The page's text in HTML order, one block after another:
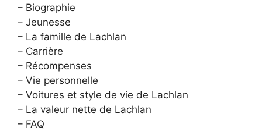
– Biographie
– Jeunesse
– La famille de Lachlan
– Carrière
– Récompenses
– Vie personnelle
– Voitures et style de vie de Lachlan
– La valeur nette de Lachlan
– FAQ